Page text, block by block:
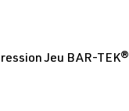
Jeu BAR-TEK®